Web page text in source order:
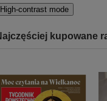
High-contrast mode
kupowane